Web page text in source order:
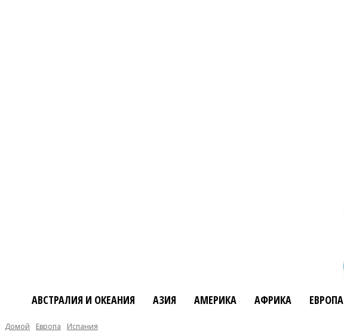
АВСТРАЛИЯ И ОКЕАНИЯ АЗИЯ АМЕРИКА АФРИКА ЕВРОПА
Домой Европа Испания